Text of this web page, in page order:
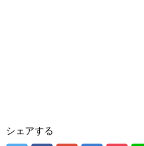
シェアする